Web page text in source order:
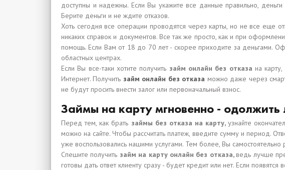
доступны и надежны. Если Вы укажите все данные правильно,
Берите деньги и не ждите отказов.
Хоть сегодня все операции проводятся через карты, но не все еще
никаких справок и документов. Все так же просто, как и при
помощь. Если Вам от 18 до 70 лет - скорее приходите за деньгами.
областных центрах.
Если Вы все-таки хотите получить займ онлайн без отказа на
Интернет. Получить займ онлайн без отказа можно даже через
не будут просить внести залог или первоначальный взнос.
Займы на карту мгновенно - одолжить
Перед тем, как брать займы без отказа на карту,узнайте
можно на сайте. Чтобы рассчитать платеж, введите сумму и период.
уже воспользовались нашими услугами. Тем более, Вы
Спешите получить займ на карту онлайн без отказа, ведь лучше
готовы дать ответ клиенту сразу - будет кредит или нет. Если